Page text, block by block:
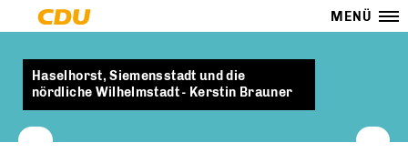
MENÜ
Haselhorst, Siemensstadt und die
nördliche Wilhelmstadt - Kerstin Brauner